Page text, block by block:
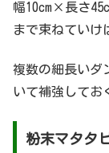
幅10cm×長さ
まで束ねていけ
複数の細長いダ
いて補強してお
粉末マタタ